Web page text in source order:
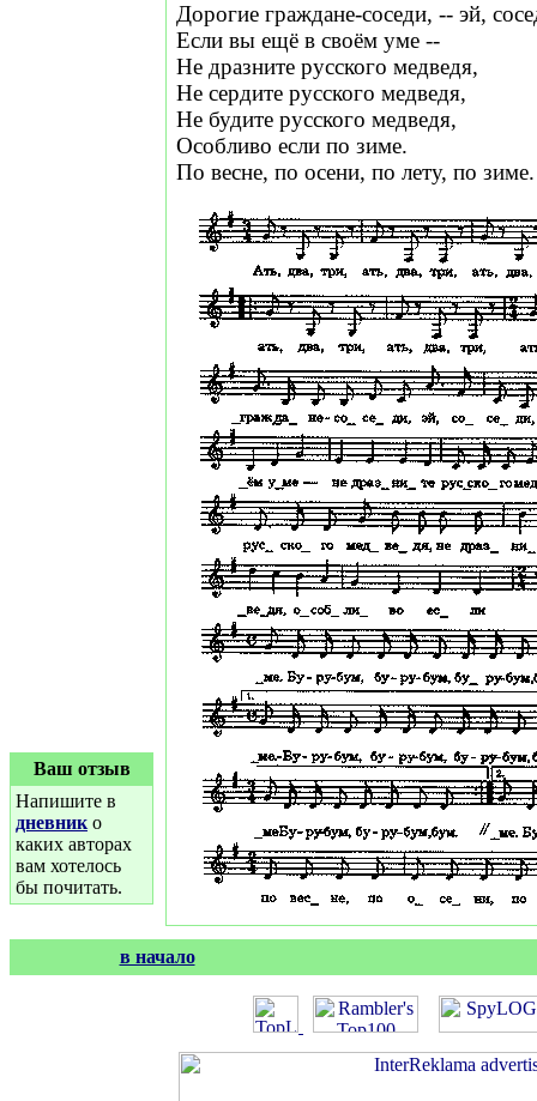
Дорогие граждане-соседи, -- эй,
Если вы ещё в своём уме --
Не дразните русского медведя,
Не сердите русского медведя,
Не будите русского медведя,
Особливо если по зиме.
По весне, по осени, по лету, по зиме.
Ваш отзыв
Напишите в
дневник о
каких авторах
вам хотелось
бы почитать.
в начало